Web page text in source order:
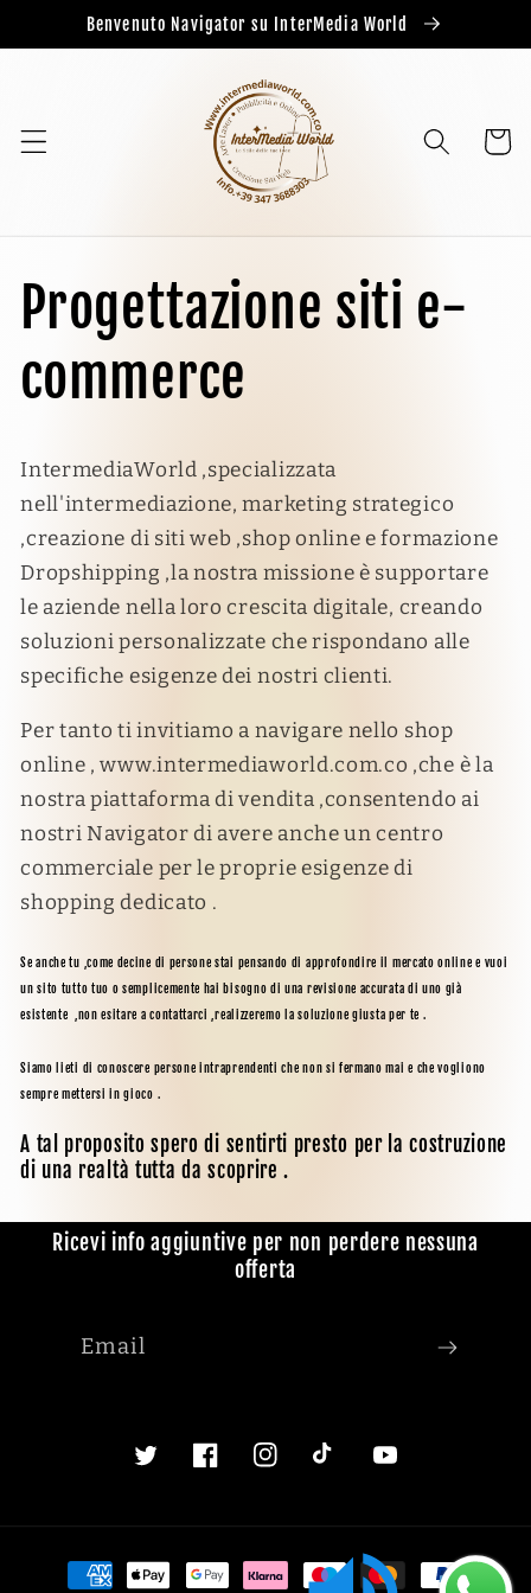
Benvenuto Navigator su InterMedia World
Cart
Progettazione siti e-
commerce
IntermediaWorld ,specializzata
nell'intermediazione, marketing strategico
,creazione di siti web ,shop online e formazione
Dropshipping ,la nostra missione è supportare
le aziende nella loro crescita digitale, creando
soluzioni personalizzate che rispondano alle
specifiche esigenze dei nostri clienti.
Per tanto ti invitiamo a navigare nello shop
online , www.intermediaworld.com.co ,che è la
nostra piattaforma di vendita ,consentendo ai
nostri Navigator di avere anche un centro
commerciale per le proprie esigenze di
shopping dedicato .
Se anche tu ,come decine di persone stai pensando di approfondire il mercato online e vuoi
un sito tutto tuo o semplicemente hai bisogno di una revisione accurata di uno già
esistente ,non esitare a contattarci ,realizzeremo la soluzione giusta per te .
Siamo lieti di conoscere persone intraprendenti che non si fermano mai e che vogliono
sempre mettersi in gioco .
A tal proposito spero di sentirti presto per la costruzione
di una realtà tutta da scoprire .
Ricevi info aggiuntive per non perdere nessuna
offerta
Email